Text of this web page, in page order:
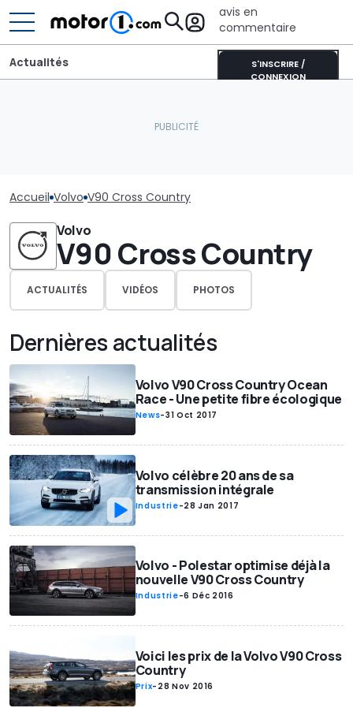
avis en
commentaire
S'INSCRIRE /
CONNEXION
Actualités
Accueil Volvo V90 Cross Country
Volvo
V90 Cross Country
ACTUALITÉS VIDÉOS PHOTOS
Dernières actualités
Volvo V90 Cross Country Ocean
Race - Une petite fibre écologique
News-31 Oct 2017
Volvo célèbre 20 ans de sa
transmission intégrale
Industrie-28 Jan 2017
Volvo - Polestar optimise déjà la
nouvelle V90 Cross Country
Industrie-6 Déc 2016
Voici les prix de la Volvo V90 Cross
Country
Prix- 28 Nov 2016